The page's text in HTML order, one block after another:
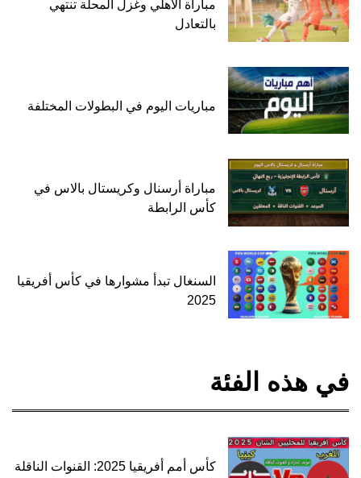
مباراة الأهلي وغزل المحلة تنتهي
بالتعادل
مباريات اليوم في البطولات المختلفة
مباراة أرسنال وكريستال بالاس في
كأس الرابطة
السنغال تبدأ مشوارها في كأس أفريقيا
2025
في هذه الفئة
كأس أمم أفريقيا 2025: القنوات الناقلة